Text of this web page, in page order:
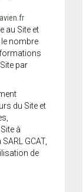
au Site et
le nombre
par
du Site et
à
GCAT,
de